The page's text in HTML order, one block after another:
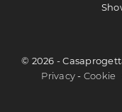
© 2026 -
Privacy- Cookie